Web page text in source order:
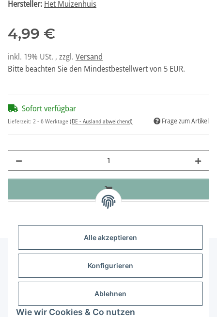
Alle akzeptieren
Konfigurieren
Ablehnen
Wie wir Cookies & Co nutzen
Hersteller: Het Muizenhuis
4,99 €
inkl. 19% USt. , zzgl. Versand
Bitte beachten Sie den Mindestbestellwert von 5 EUR.
Sofort verfügbar
Lieferzeit: 2 - 6 Werktage(DE - Ausland abweichend) Frage zum Artikel
Informationen
Gesetzliche Informationen